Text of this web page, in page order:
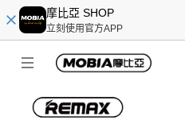
摩比亞 SHOP
立刻使用官方APP